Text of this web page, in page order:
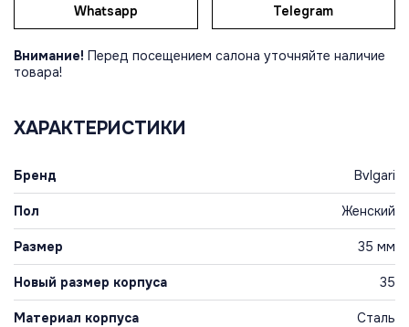
Whatsapp Telegram
Внимание! Перед посещением салона уточняйте наличие
товара!
ХАРАКТЕРИСТИКИ
Бренд Bvlgari
Пол Женский
Размер 35 мм
Новый размер корпуса 35
Материал корпуса Сталь